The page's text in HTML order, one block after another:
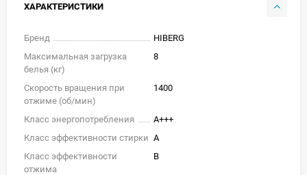
ХАРАКТЕРИСТИКИ
Бренд
HIBERG
Максимальная загрузка
белья (кг)
8
Скорость вращения при
отжиме (об/мин)
1400
Класс энергопотребления
A+++
Класс эффективности стирки A
Класс эффективности
отжима
B